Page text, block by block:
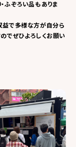
ふぞろい品もありま
益で多様な方が自分ら
でぜひよろしくお願い